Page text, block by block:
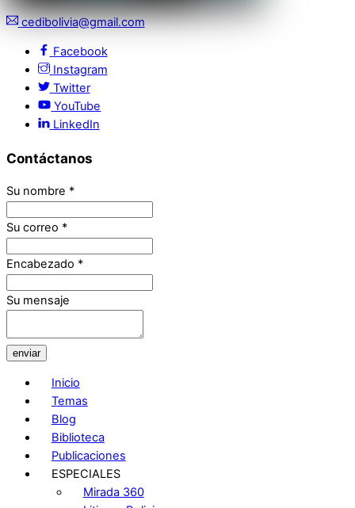
cedibolivia@gmail.com
Facebook
Instagram
Twitter
YouTube
LinkedIn
Contáctanos
Su nombre *
Su correo *
Encabezado *
Su mensaje
enviar
Inicio
Temas
Blog
Biblioteca
Publicaciones
ESPECIALES
Mirada 360